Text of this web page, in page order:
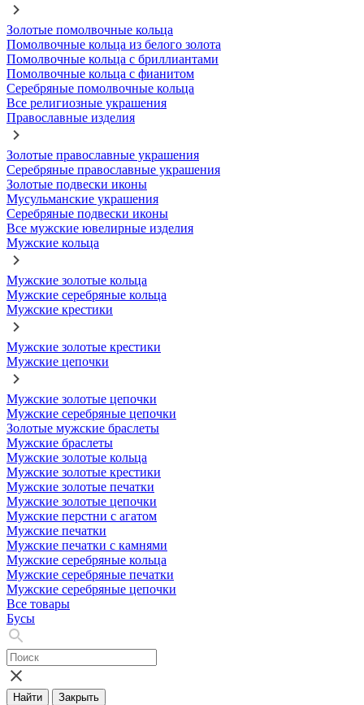
Золотые помолвочные кольца
Помолвочные кольца из белого золота
Помолвочные кольца с бриллиантами
Помолвочные кольца с фианитом
Серебряные помолвочные кольца
Все религиозные украшения
Православные изделия
Золотые православные украшения
Серебряные православные украшения
Золотые подвески иконы
Мусульманские украшения
Серебряные подвески иконы
Все мужские ювелирные изделия
Мужские кольца
Мужские золотые кольца
Мужские серебряные кольца
Мужские крестики
Мужские золотые крестики
Мужские цепочки
Мужские золотые цепочки
Мужские серебряные цепочки
Золотые мужские браслеты
Мужские браслеты
Мужские золотые кольца
Мужские золотые крестики
Мужские золотые печатки
Мужские золотые цепочки
Мужские перстни с агатом
Мужские печатки
Мужские печатки с камнями
Мужские серебряные кольца
Мужские серебряные печатки
Мужские серебряные цепочки
Все товары
Бусы
Найти Закрыть